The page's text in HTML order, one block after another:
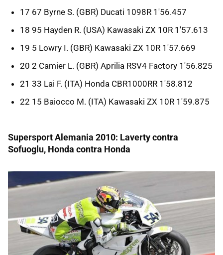
17 67 Byrne S. (GBR) Ducati 1098R 1'56.457
18 95 Hayden R. (USA) Kawasaki ZX 10R 1'57.613
19 5 Lowry I. (GBR) Kawasaki ZX 10R 1'57.669
20 2 Camier L. (GBR) Aprilia RSV4 Factory 1'56.825
21 33 Lai F. (ITA) Honda CBR1000RR 1'58.812
22 15 Baiocco M. (ITA) Kawasaki ZX 10R 1'59.875
Supersport Alemania 2010: Laverty contra
Sofuoglu, Honda contra Honda